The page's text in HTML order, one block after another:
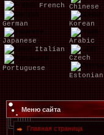
French
German
Japanese
Italian
Portuguese
Chinese
Korean
Arabic
Czech
Estonian
Меню сайта
Главная страница